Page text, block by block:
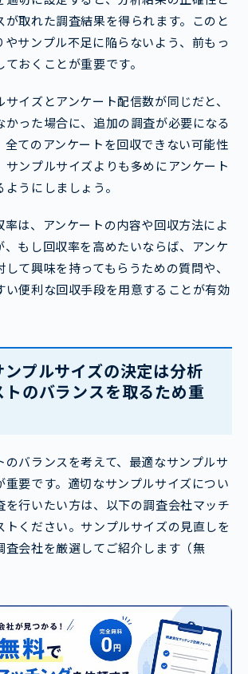
が取れた調査結果を得られます。このと
やサンプル不足に陥らないよう、前もっ
おくことが重要です。
イズとアンケート配信数が同じだと、
かった場合に、追加の調査が必要になる
全てのアンケートを回収できない可能性
サンプルサイズよりも多めにアンケート
うにしましょう。
率は、アンケートの内容や回収方法によ
、もし回収率を高めたいならば、アンケ
て興味を持ってもらうための質問や、
い便利な回収手段を用意することが有効
ンプルサイズの決定は分析
のバランスを取るため重
のバランスを考えて、最適なサンプルサ
重要です。適切なサンプルサイズについ
を行いたい方は、以下の調査会社マッチ
トください。サンプルサイズの見直しを
査会社を厳選してご紹介します（無